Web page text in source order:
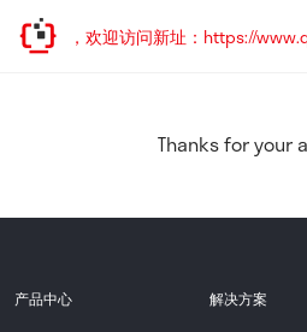
已迁移，欢迎访问新址：https://
Thanks for your
产品中心 解决方案